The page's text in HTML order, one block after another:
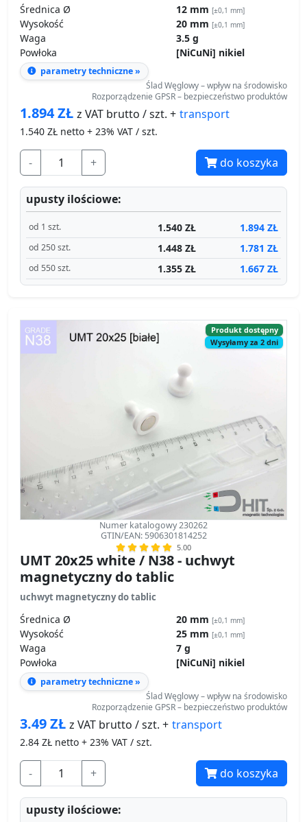
Średnica Ø 12 mm [±0,1 mm]
Wysokość 20 mm [±0,1 mm]
Waga
3.5 g
Powłoka
[NiCuNi] nikiel
parametry techniczne »
Ślad Węglowy – wpływ na środowisko
Rozporządzenie GPSR – bezpieczeństwo produktów
1.894ZŁ z VAT brutto / szt. + transport
1.540 ZŁ netto + 23% VAT / szt.
- + do koszyka
upusty ilościowe:
od 1 szt. 1.540 ZŁ 1.894 ZŁ
od 250 szt. 1.448 ZŁ 1.781 ZŁ
od 550 szt. 1.355 ZŁ 1.667 ZŁ
Produkt dostępny
Wysyłamy za 2 dni
Numer katalogowy 230262
GTIN/EAN: 5906301814252
5.00
UMT 20x25 white / N38 - uchwyt
magnetyczny do tablic
uchwyt magnetyczny do tablic
Średnica Ø 20 mm [±0,1 mm]
Wysokość 25 mm [±0,1 mm]
Waga
7 g
Powłoka
[NiCuNi] nikiel
parametry techniczne »
Ślad Węglowy – wpływ na środowisko
Rozporządzenie GPSR – bezpieczeństwo produktów
3.49ZŁ z VAT brutto / szt. + transport
2.84 ZŁ netto + 23% VAT / szt.
- + do koszyka
upusty ilościowe: